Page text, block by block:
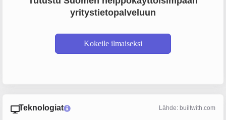
yritystietopalveluun
Kokeile ilmaiseksi
Teknologiat Lähde: builtwith.com